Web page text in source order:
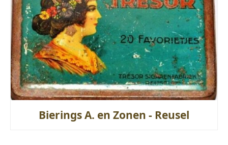
Bierings A. en Zonen - Reusel